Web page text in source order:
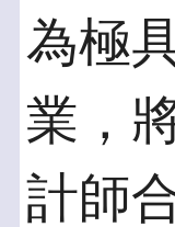
為極
業，
計師